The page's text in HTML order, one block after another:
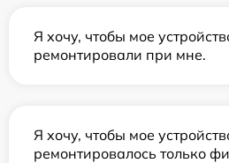
Я хочу, чтобы мое
ремонтировали при мне.
Я хочу, чтобы мое
ремонтировалось только